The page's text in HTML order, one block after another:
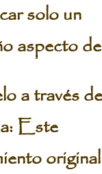
solo un
aspecto
a través
Este